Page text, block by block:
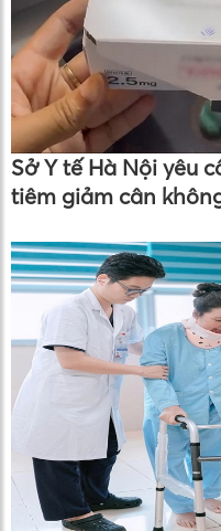
Sở Y tế Hà Nội yêu
tiêm giảm cân